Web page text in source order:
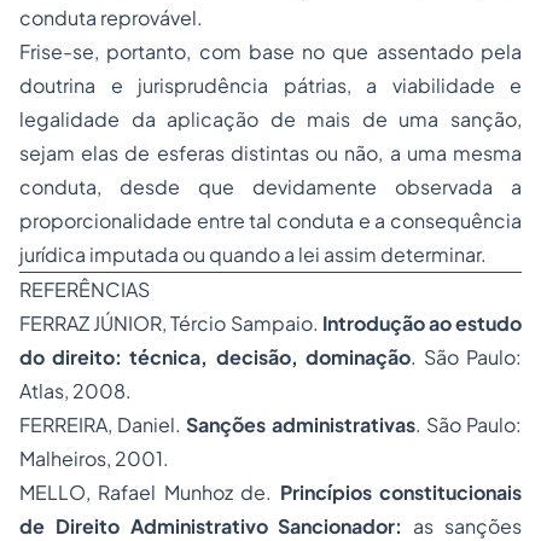
conduta reprovável.
Frise-se, portanto, com base no que assentado pela
doutrina e jurisprudência pátrias, a viabilidade e
legalidade da aplicação de mais de uma sanção,
sejam elas de esferas distintas ou não, a uma mesma
conduta, desde que devidamente observada a
proporcionalidade entre tal conduta e a consequência
jurídica imputada ou quando a lei assim determinar.
REFERÊNCIAS
FERRAZ JÚNIOR, Tércio Sampaio. Introdução ao estudo
do direito: técnica, decisão, dominação. São Paulo:
Atlas, 2008.
FERREIRA, Daniel.Sanções administrativas. São Paulo:
Malheiros, 2001.
MELLO, Rafael Munhoz de. Princípios constitucionais
de Direito Administrativo Sancionador: as sanções